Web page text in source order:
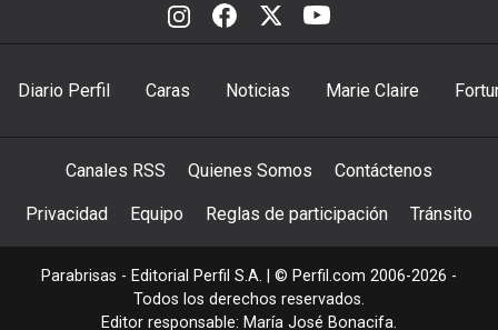
Diario Perfil Caras Noticias Marie Claire
Canales RSS Quienes Somos Contáctenos
Privacidad Equipo Reglas de participación Tránsito
Parabrisas - Editorial Perfil S.A. | © Perfil.com 2006-2026 -
Todos los derechos reservados.
Editor responsable: María José Bonacifa.